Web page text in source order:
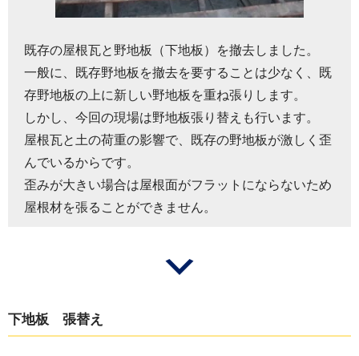
既存の屋根瓦と野地板（下地板）を撤去しました。
一般に、既存野地板を撤去を要することは少なく、既
存野地板の上に新しい野地板を重ね張りします。
しかし、今回の現場は野地板張り替えも行います。
屋根瓦と土の荷重の影響で、既存の野地板が激しく歪
んでいるからです。
歪みが大きい場合は屋根面がフラットにならないため
屋根材を張ることができません。
下地板 張替え